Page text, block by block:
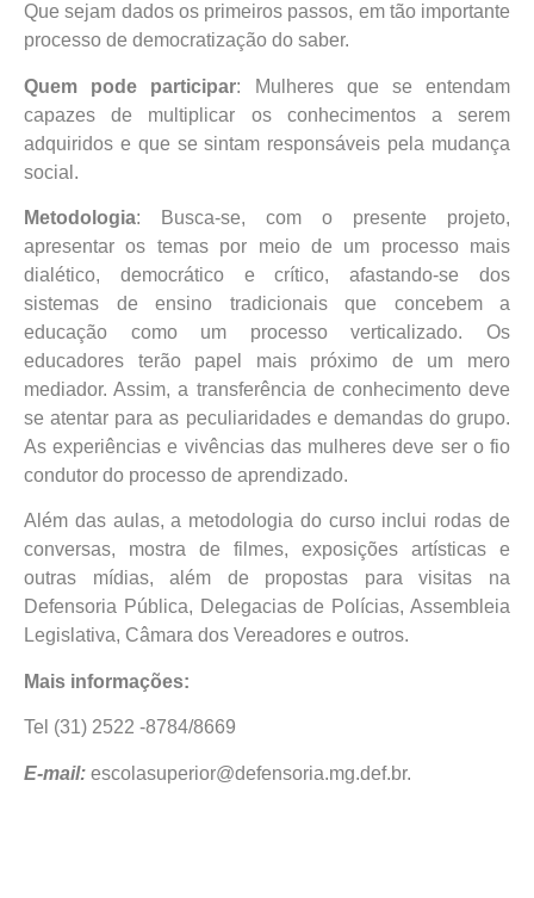
Que sejam dados os primeiros passos, em tão importante
processo de democratização do saber.
Quem pode participar: Mulheres que se entendam
capazes de multiplicar os conhecimentos a serem
adquiridos e que se sintam responsáveis pela mudança
social.
Metodologia: Busca-se, com o presente projeto,
apresentar os temas por meio de um processo mais
dialético, democrático e crítico, afastando-se dos
sistemas de ensino tradicionais que concebem a
educação como um processo verticalizado. Os
educadores terão papel mais próximo de um mero
mediador. Assim, a transferência de conhecimento deve
se atentar para as peculiaridades e demandas do grupo.
As experiências e vivências das mulheres deve ser o fio
condutor do processo de aprendizado.
Além das aulas, a metodologia do curso inclui rodas de
conversas, mostra de filmes, exposições artísticas e
outras mídias, além de propostas para visitas na
Defensoria Pública, Delegacias de Polícias, Assembleia
Legislativa, Câmara dos Vereadores e outros.
Mais informações:
Tel (31) 2522 -8784/8669
E-mail: escolasuperior@defensoria.mg.def.br.